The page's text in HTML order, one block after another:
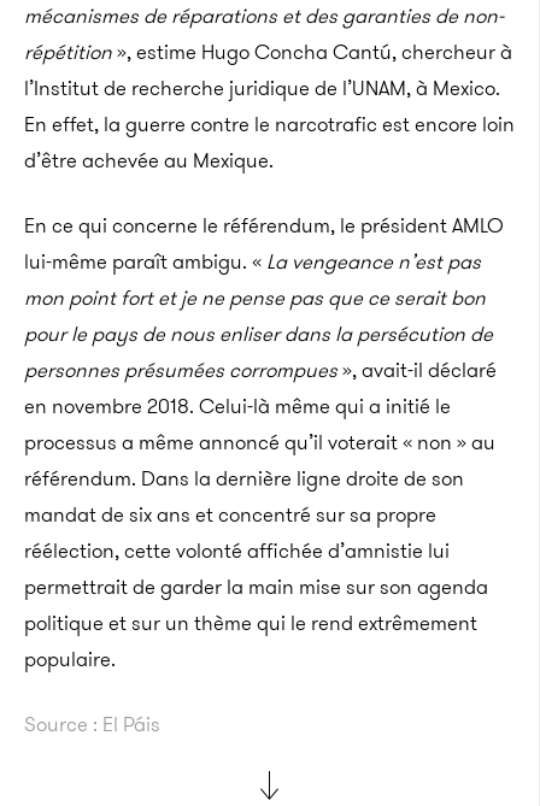
mécanismes de réparations et des garanties de non-
répétition», estime Hugo Concha Cantú, chercheur à
l’Institut de recherche juridique de l’UNAM, à Mexico.
En effet, la guerre contre le narcotrafic est encore loin
d’être achevée au Mexique.
En ce qui concerne le référendum, le président AMLO
lui-même paraît ambigu. « La vengeance n’est pas
mon point fort et je ne pense pas que ce serait bon
pour le pays de nous enliser dans la persécution de
personnes présumées corrompues», avait-il déclaré
en novembre 2018. Celui-là même qui a initié le
processus a même annoncé qu’il voterait « non » au
référendum. Dans la dernière ligne droite de son
mandat de six ans et concentré sur sa propre
réélection, cette volonté affichée d’amnistie lui
permettrait de garder la main mise sur son agenda
politique et sur un thème qui le rend extrêmement
populaire.
Source : El Páis